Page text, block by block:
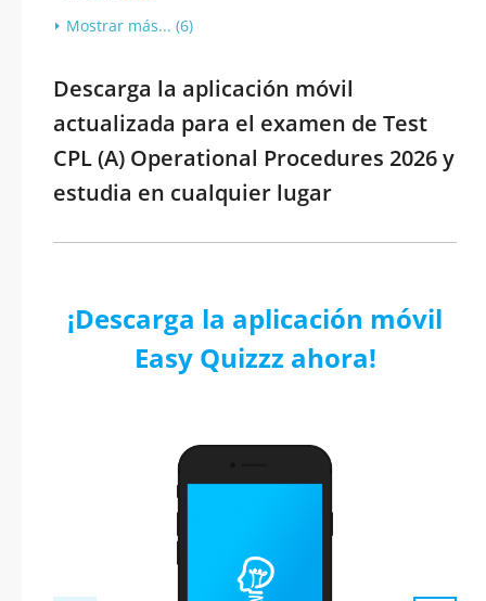
Mostrar más... (6)
Descarga la aplicación móvil
actualizada para el examen de Test
CPL (A) Operational Procedures 2026 y
estudia en cualquier lugar
¡Descarga la aplicación móvil
Easy Quizzz ahora!